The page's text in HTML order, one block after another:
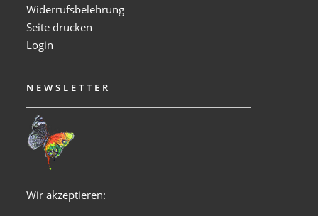
Widerrufsbelehrung
Seite drucken
Login
NEWSLETTER
Wir akzeptieren: